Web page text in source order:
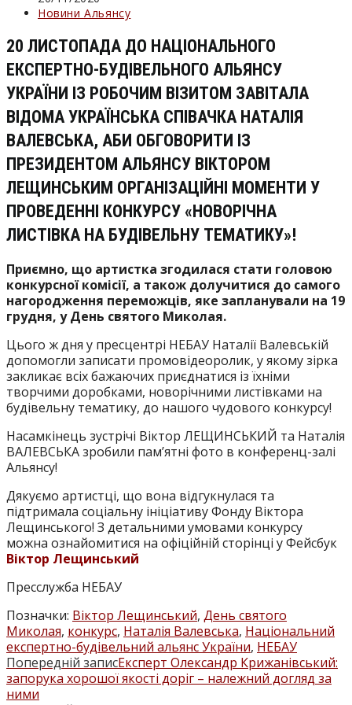
опубліковано:
Категорія
Новини Альянсу
20 ЛИСТОПАДА ДО НАЦІОНАЛЬНОГО
ЕКСПЕРТНО-БУДІВЕЛЬНОГО АЛЬЯНСУ
УКРАЇНИ ІЗ РОБОЧИМ ВІЗИТОМ ЗАВІТАЛА
ВІДОМА УКРАЇНСЬКА СПІВАЧКА НАТАЛІЯ
ВАЛЕВСЬКА, АБИ ОБГОВОРИТИ ІЗ
ПРЕЗИДЕНТОМ АЛЬЯНСУ ВІКТОРОМ
ЛЕЩИНСЬКИМ ОРГАНІЗАЦІЙНІ МОМЕНТИ У
ПРОВЕДЕННІ КОНКУРСУ «НОВОРІЧНА
ЛИСТІВКА НА БУДІВЕЛЬНУ ТЕМАТИКУ»!
Приємно, що артистка згодилася стати головою
конкурсної комісії, а також долучитися до самого
нагородження переможців, яке запланували на 19
грудня, у День святого Миколая.
Цього ж дня у пресцентрі НЕБАУ Наталії Валевській
допомогли записати промовідеоролик, у якому зірка
закликає всіх бажаючих приєднатися із їхніми
творчими доробками, новорічними листівками на
будівельну тематику, до нашого чудового конкурсу!
Насамкінець зустрічі Віктор ЛЕЩИНСЬКИЙ та Наталія
ВАЛЕВСЬКА зробили пам’ятні фото в конференц-залі
Альянсу!
Дякуємо артистці, що вона відгукнулася та
підтримала соціальну ініціативу Фонду Віктора
Лещинського! З детальними умовами конкурсу
можна ознайомитися на офіційній сторінці у Фейсбук
Віктор Лещинський
Пресслужба НЕБАУ
Позначки: Віктор Лещинський, День святого
Миколая, конкурс, Наталія Валевська, Національний
експертно-будівельний альянс України, НЕБАУ
ПРОЧИТАТИ
БІЛЬШЕ
Попередній записЕксперт Олександр Крижанівський:
запорука хорошої якості доріг – належний догляд за
ними